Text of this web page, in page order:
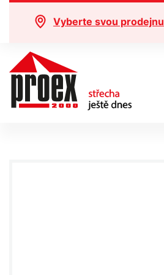
Vyberte svou prodejnu